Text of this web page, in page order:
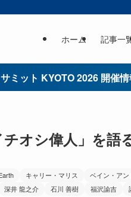
ホーム 記事一
サミット KYOTO 2026 開催
オシ偉人」を語
キャリー・マリス
ベイン・ア
深井 龍之介 石川 善樹 福沢諭吉